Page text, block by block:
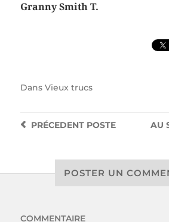
Granny Smith T.
Dans Vieux trucs
AU
PRÉCEDENTPOSTE
POSTER UN
COMMENTAIRE